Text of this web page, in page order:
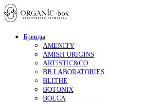
Бренды
AMENITY
AMISH ORIGINS
ARTISTIC&CO
BB LABORATORIES
BLITHE
BOTONIX
BOLCA